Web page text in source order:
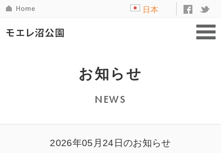
日本
お知らせ
NEWS
2026年05月24日のお知らせ